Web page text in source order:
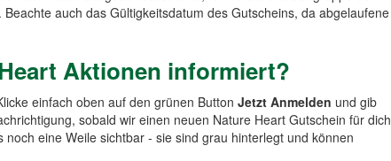
auch das Gültigkeitsdatum des Gutscheins, da abgelaufene
Aktionen informiert?
einfach oben auf den grünen Button Jetzt Anmelden und gib
sobald wir einen neuen Nature Heart Gutschein für dich
eine Weile sichtbar - sie sind grau hinterlegt und können